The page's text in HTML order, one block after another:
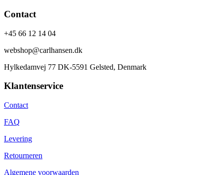
Contact
+45 66 12 14 04
webshop@carlhansen.dk
Hylkedamvej 77 DK-5591 Gelsted, Denmark
Klantenservice
Contact
FAQ
Levering
Retourneren
Algemene voorwaarden